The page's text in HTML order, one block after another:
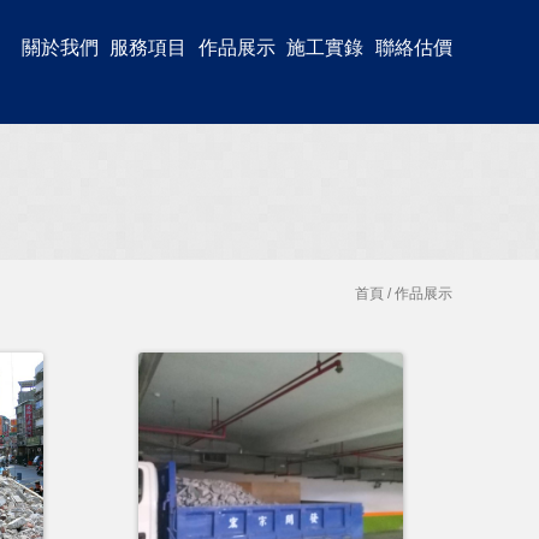
關於我們 服務項目 作品展示 施工實錄 聯絡估價
首頁 / 作品展示